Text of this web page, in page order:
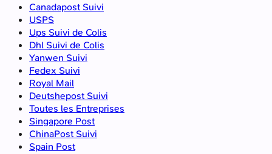
Canadapost Suivi
USPS
Ups Suivi de Colis
Dhl Suivi de Colis
Yanwen Suivi
Fedex Suivi
Royal Mail
Deutshepost Suivi
Toutes les Entreprises
Singapore Post
ChinaPost Suivi
Spain Post